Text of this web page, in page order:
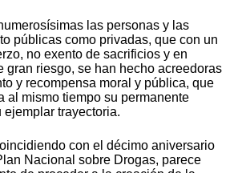
las personas y las
públicas como privadas, que con un
no exento de sacrificios y en
gran riesgo, se han hecho acreedoras
y recompensa moral y pública, que
al mismo tiempo su permanente
trayectoria.
con el décimo aniversario
Nacional sobre Drogas, parece